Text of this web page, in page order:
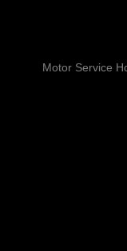
Motor Service